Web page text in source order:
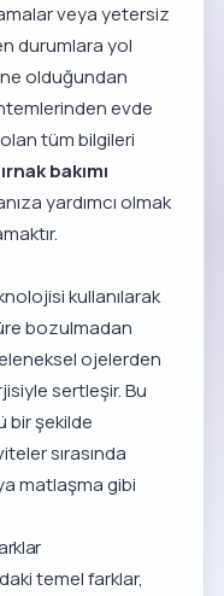
veya yetersiz
durumlara yol
ne olduğundan
evde
tüm bilgileri
bakımı
yardımcı olmak
kullanılarak
bozulmadan
ojelerden
sertleşir. Bu
bir şekilde
sırasında
matlaşma gibi
temel farklar,